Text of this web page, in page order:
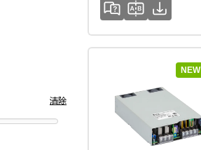
清除
NEW